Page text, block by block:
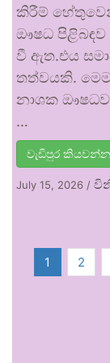
කිරීම්
ඖෂධ පිළිබඳව
වී ඇත.එය
තත්වයකි.
නාශක
…
වැඩිපුර කියවන්න
July 15, 2026 /
1 2